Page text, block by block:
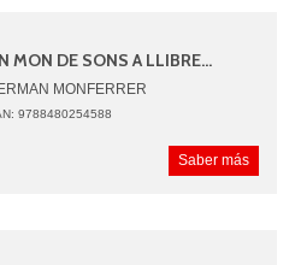
MON DE SONS A LLIBRE...
MONFERRER
ANGEL PICAZO
9788480254588
Saber más